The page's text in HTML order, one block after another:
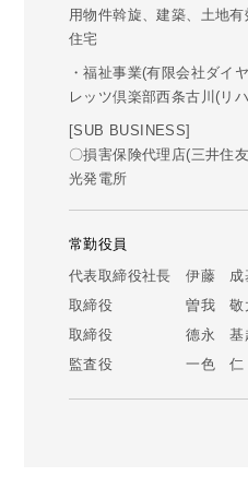
用物件斡旋、建築、土地
住宅
・福祉事業(有限会社ダイ
レッツ倶楽部西条古川(リ
[SUB BUSINESS]
〇損害保険代理店(三井住
光発電所
常勤役員
代表取締役社長 伊藤 成
取締役 曽我 敬
取締役 德永 基
監査役 一色 仁